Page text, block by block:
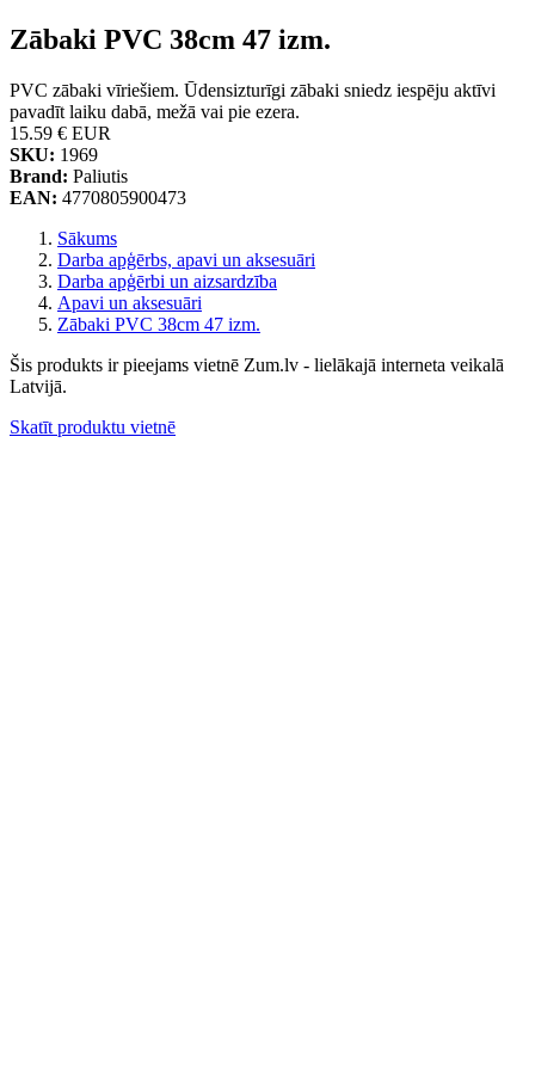
Zābaki PVC 38cm 47 izm.
PVC zābaki vīriešiem. Ūdensizturīgi zābaki sniedz iespēju aktīvi
pavadīt laiku dabā, mežā vai pie ezera.
15.59 € EUR
SKU: 1969
Brand: Paliutis
EAN: 4770805900473
Sākums
Darba apģērbs, apavi un aksesuāri
Darba apģērbi un aizsardzība
Apavi un aksesuāri
Zābaki PVC 38cm 47 izm.
Šis produkts ir pieejams vietnē Zum.lv - lielākajā interneta veikalā
Latvijā.
Skatīt produktu vietnē